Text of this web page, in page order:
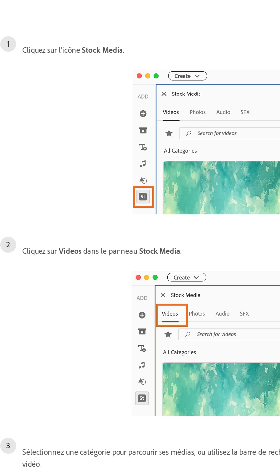
Cliquez sur l'icône Stock Media.
Cliquez sur Videos dans le panneau Stock Media.
Sélectionnez une catégorie pour parcourir ses médias, ou utilisez la barre de
vidéo.